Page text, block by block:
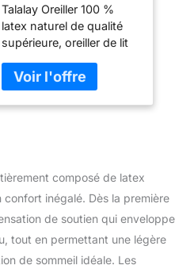
supérieure, oreiller
de lit pour dormir
avec housse en
coton amovible,
aide à soulager la
pression, respirant,
soulage la pression,
Talalay Oreiller 100 %
latex naturel de qualité
supérieure, oreiller de lit
en coton amovible, aide
à soulager la pression,
respirant, soulage la
composé de latex
inégalé. Dès la première
de soutien qui enveloppe
tout en permettant une légère
de sommeil idéale. Les